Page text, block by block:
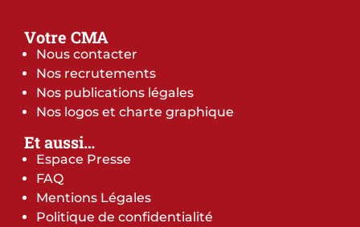
Votre CMA
Nous contacter
Nos recrutements
Nos publications légales
Nos logos et charte graphique
Et aussi…
Espace Presse
FAQ
Mentions Légales
Politique de confidentialité